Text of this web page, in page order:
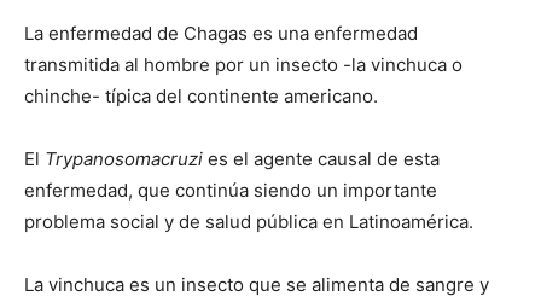
La enfermedad de Chagas es una enfermedad
transmitida al hombre por un insecto -la vinchuca o
chinche- típica del continente americano.
El Trypanosomacruzi es el agente causal de esta
enfermedad, que continúa siendo un importante
problema social y de salud pública en Latinoamérica.
La vinchuca es un insecto que se alimenta de sangre y